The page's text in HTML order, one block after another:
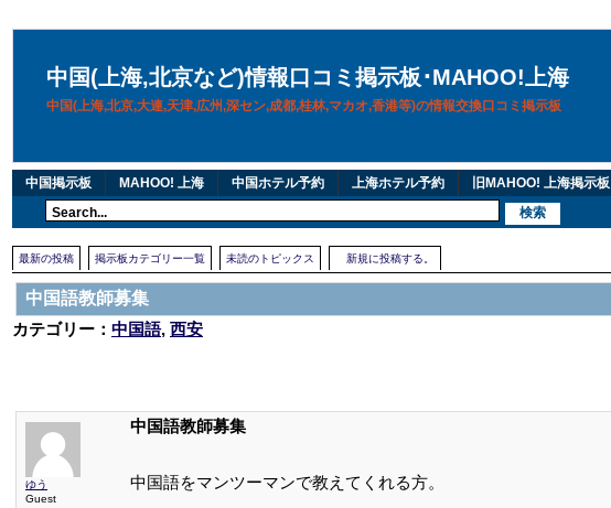
中国(上海,北京など)情報口コミ掲示板･MAHOO!上海
中国(上海,北京,大連,天津,広州,深セン,成都,桂林,マカオ,香港等)の情報交換口コミ掲示板
中国掲示板 MAHOO! 上海 中国ホテル予約 上海ホテル予約 旧MAHOO! 上海掲示板
最新の投稿 掲示板カテゴリー一覧 未読のトピックス 新規に投稿する。
中国語教師募集
カテゴリー： 中国語, 西安
ゆう
Guest
中国語教師募集
中国語をマンツーマンで教えてくれる方。